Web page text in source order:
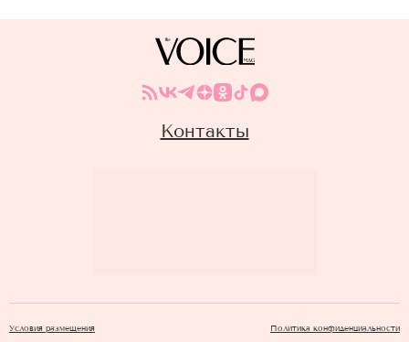
Контакты
Условия размещения Политика конфиденциальности